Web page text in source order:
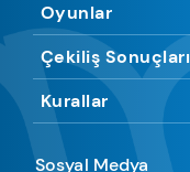
Oyunlar
Çekiliş Sonuçları
Kurallar
Sosyal Medya